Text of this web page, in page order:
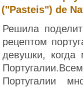
("Pasteis") de
Решила
рецептом
девушки, когда
Португалии